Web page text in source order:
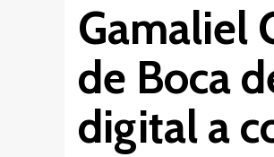
Gamaliel
de Boca
digital a